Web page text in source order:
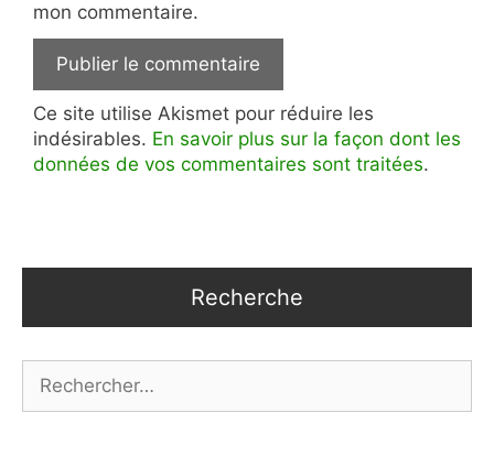
mon commentaire.
Ce site utilise Akismet pour réduire les
indésirables. En savoir plus sur la façon dont les
données de vos commentaires sont traitées.
Recherche